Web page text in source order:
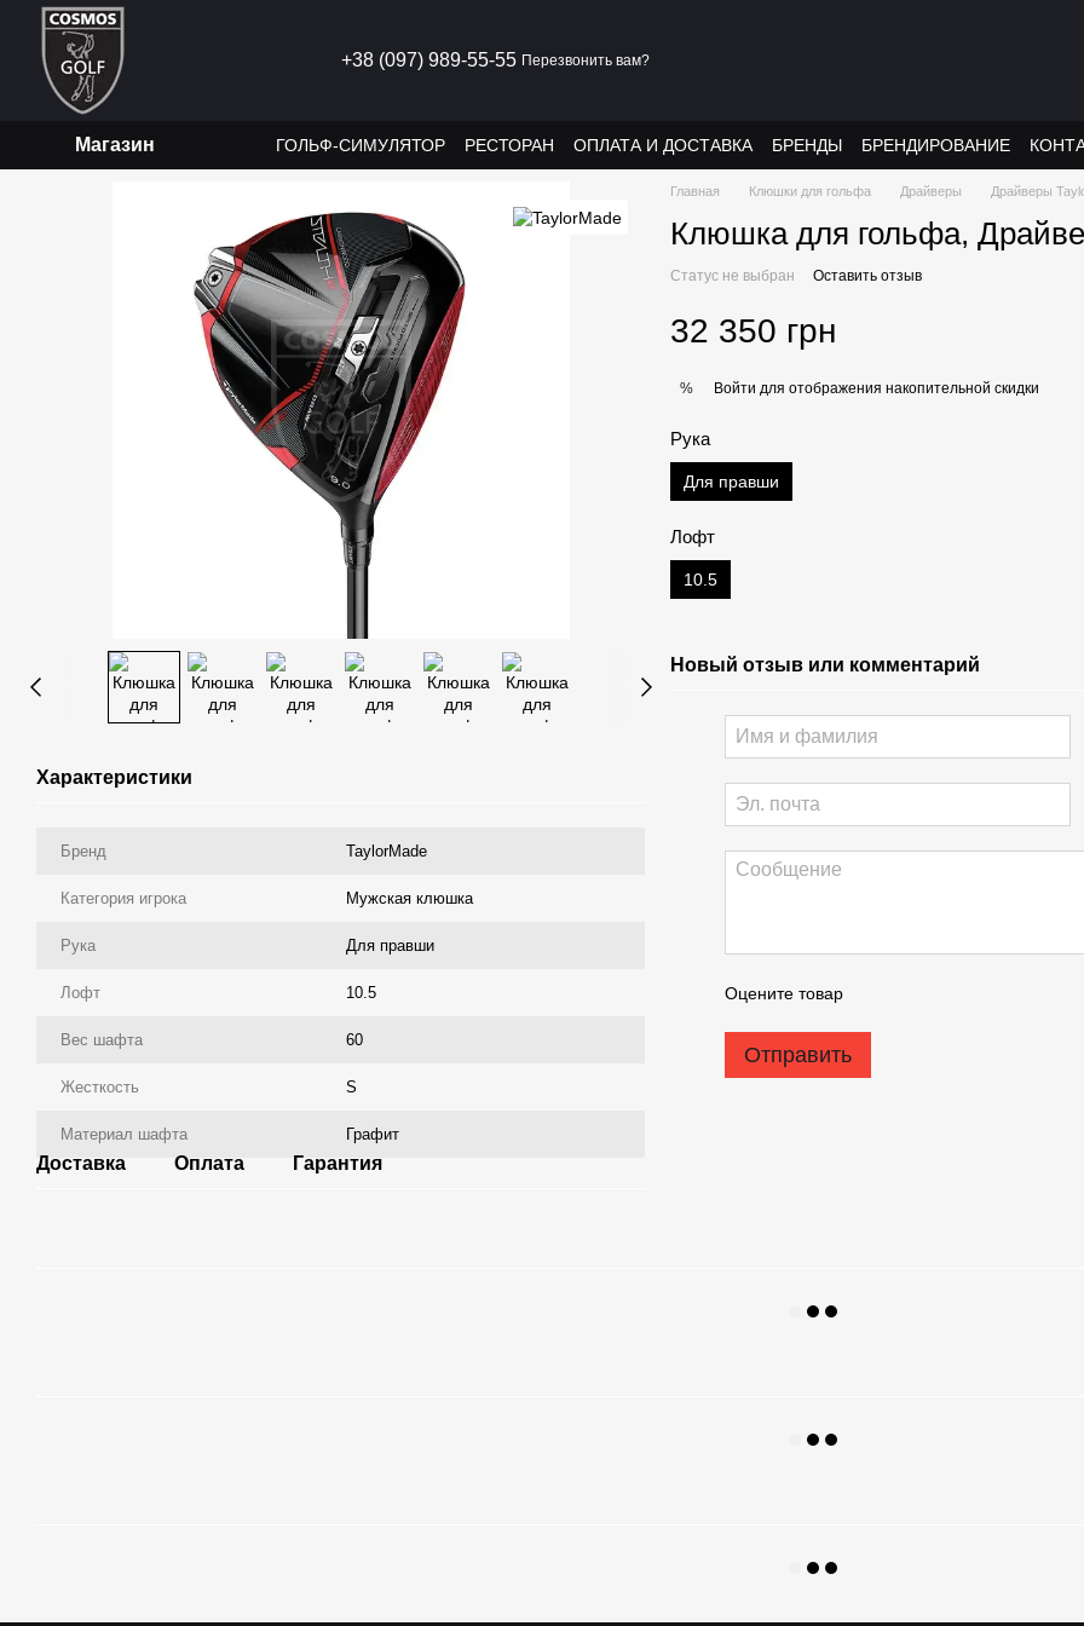
Перейти к основному контенту
+38 (097) 989-55-55 Перезвонить вам?
Магазин ГОЛЬФ-СИМУЛЯТОР РЕСТОРАН ОПЛАТА И ДОСТАВКА БРЕНДЫ БРЕНДИРОВАНИЕ
Характеристики
Бренд TaylorMade
Категория игрока Мужская клюшка
Рука Для правши
Лофт 10.5
Вес шафта 60
Жесткость S
Материал шафта Графит
Доставка Оплата Гарантия
Главная Клюшки для гольфа Драйверы Драйверы
Клюшка для гольфа,
Статус не выбран Оставить отзыв
32 350 грн
% Войти для отображения накопительной скидки
Рука
Для правши
Лофт
10.5
Новый отзыв или комментарий
Оцените товар
Отправить